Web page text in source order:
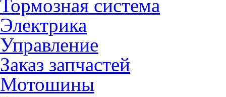
Тормозная система
Электрика
Управление
Заказ запчастей
Мотошины